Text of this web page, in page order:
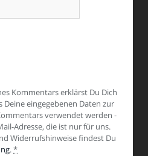
Kommentars erklärst Du Dich
eingegebenen Daten zur
verwendet werden -
Adresse, die ist nur für uns.
Widerrufshinweise findest Du
.*